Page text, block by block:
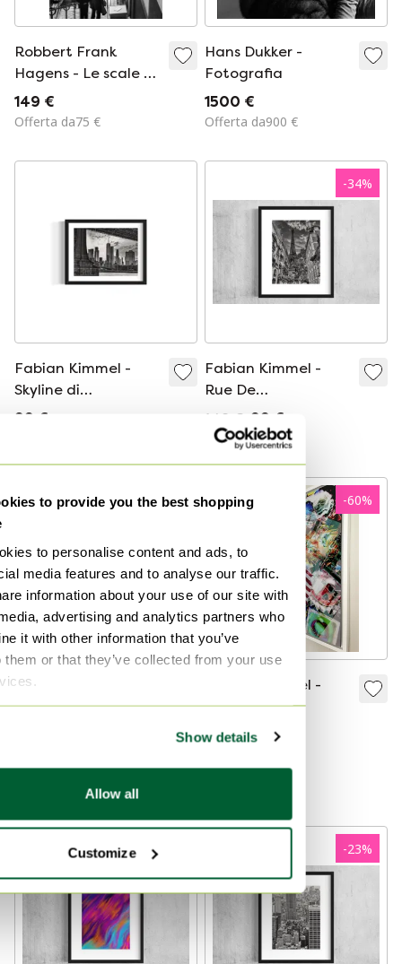
to provide you the best shopping
to personalise content and ads, to
media features and to analyse our traffic.
information about your use of our site with
advertising and analytics partners who
it with other information that you’ve
them or that they’ve collected from your use
Show details
Allow all
Customize
Robbert Frank
Hagens - Le scale di
Montmartre, Parigi
1976
149 €
Offerta da75 €
Hans Dukker -
Fotografia
1500 €
Offerta da900 €
Fabian Kimmel -
Skyline di
Manhattan / Ponte
99 €
-34%
Fabian Kimmel -
Rue De
L&#39;Universite /
Tour Eiffel II (Paris
Eiffelturm)
149 € 99 €
Offerta da49 €
- 34%
Rue De
L&#39;Universitè /
Kimmel
Curato
-60%
Fabian Kimmel -
Missing NYC
(Collage Pop Art)
499 € 199 €
-23 -23%